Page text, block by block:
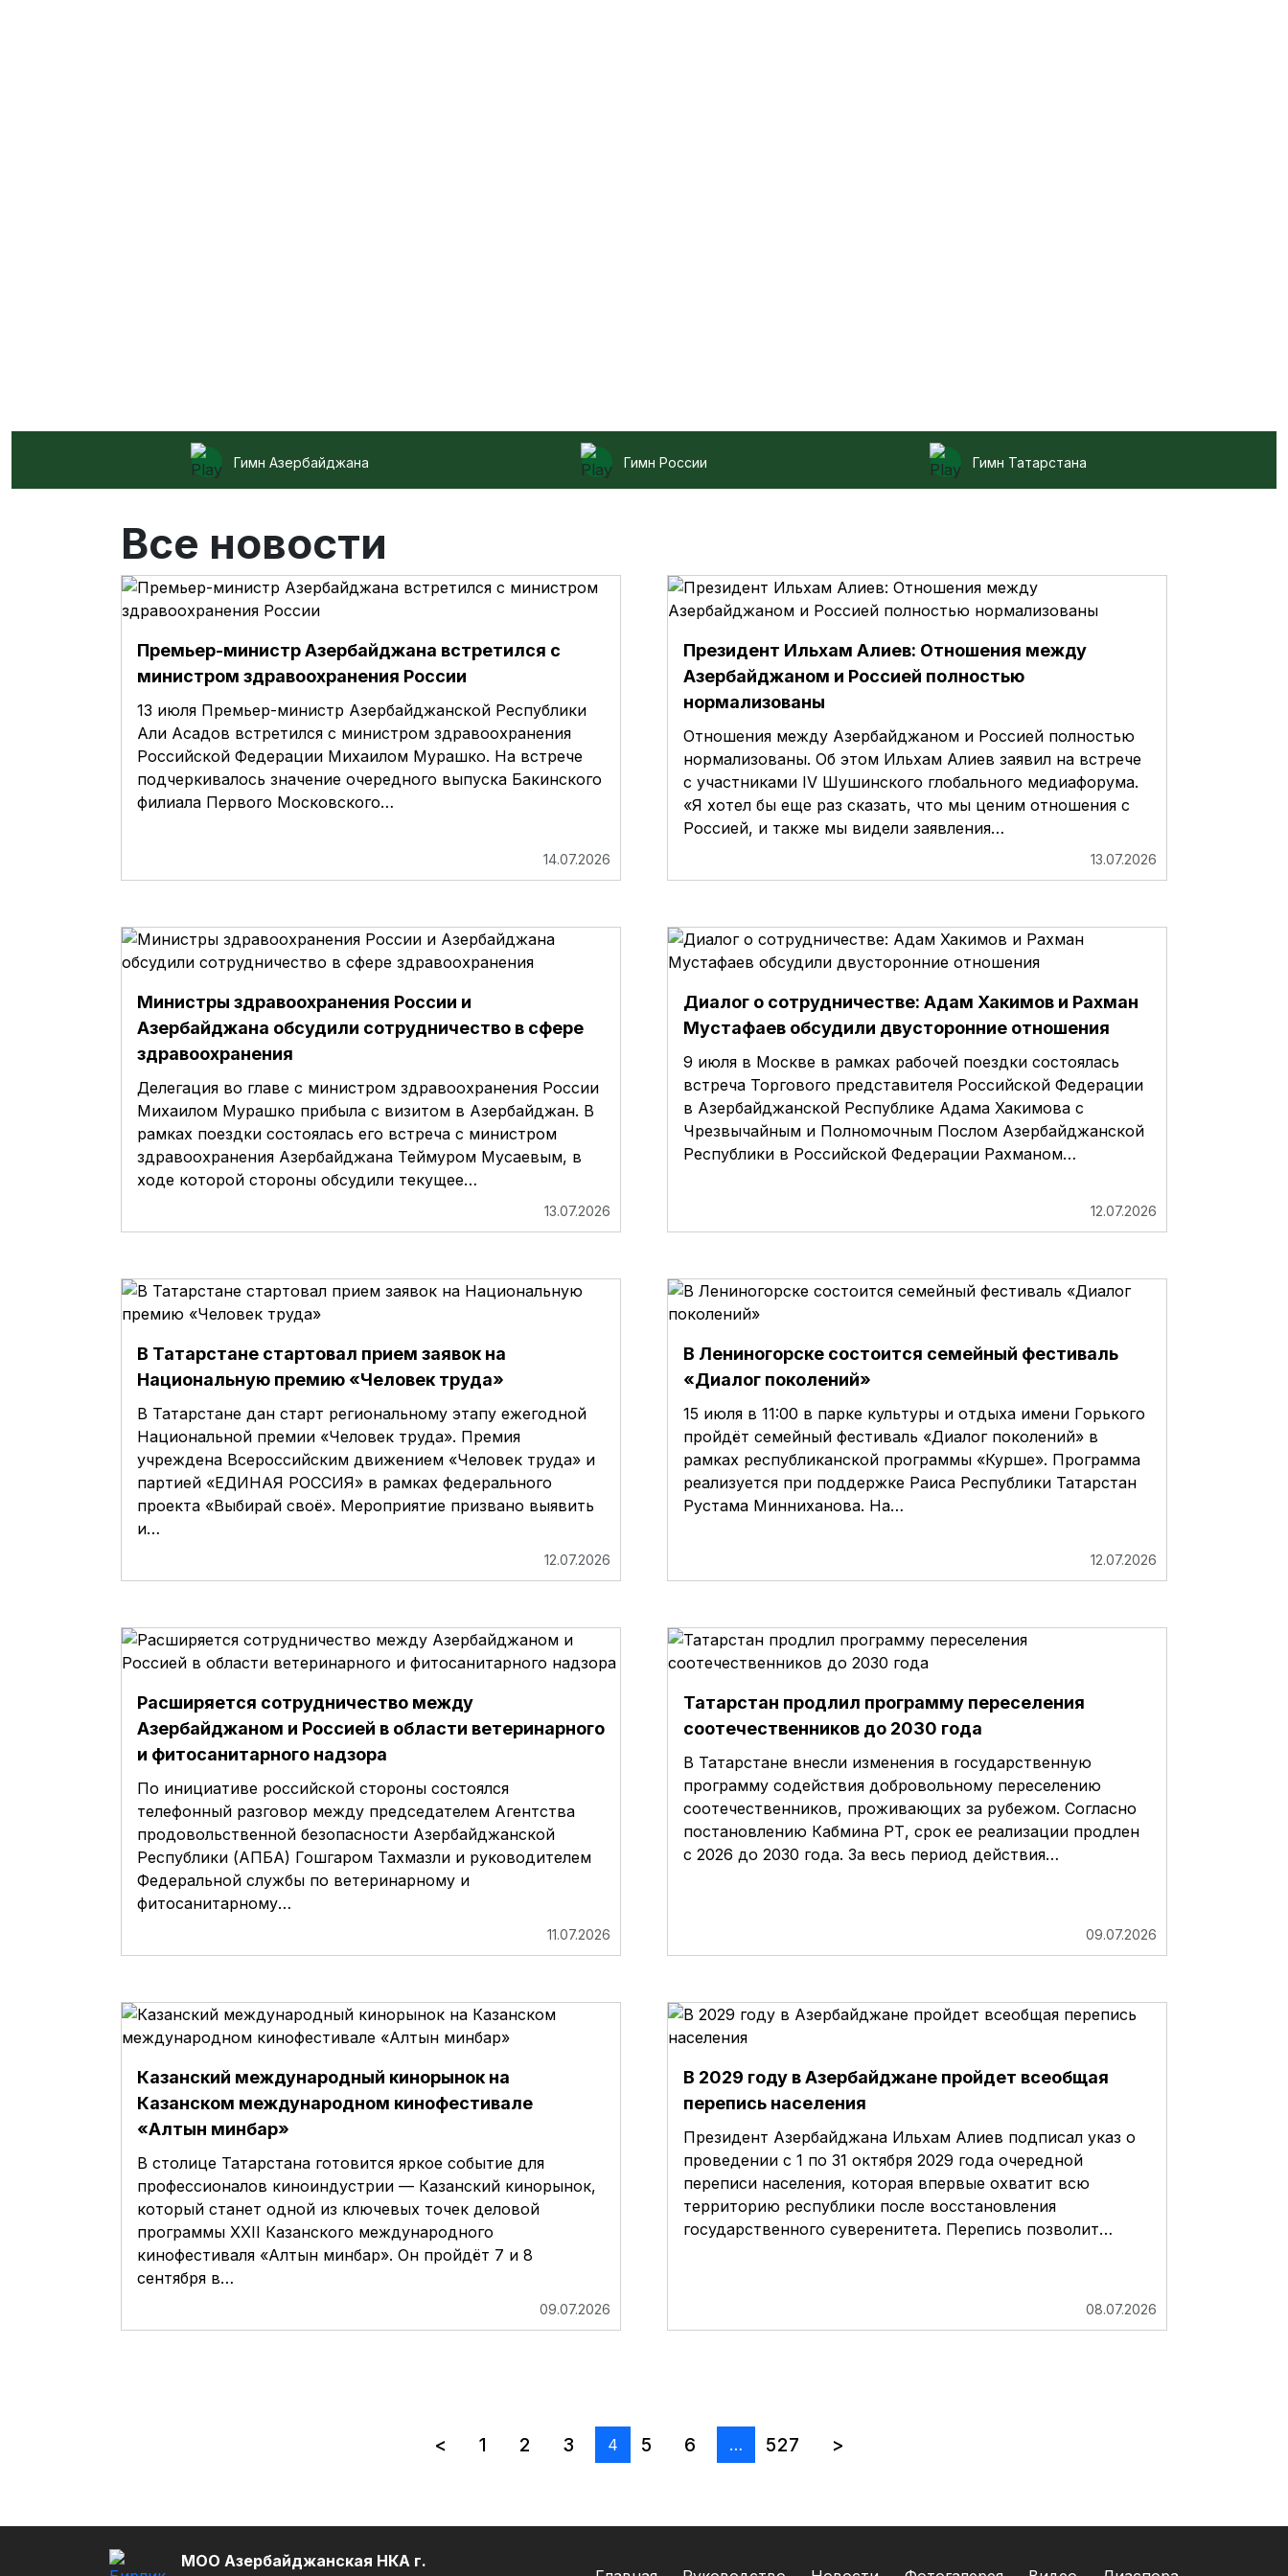
Гимн Азербайджана Гимн России Гимн Татарстана
Все новости
Премьер-министр Азербайджана встретился с
министром здравоохранения России
13 июля Премьер-министр Азербайджанской Республики
Али Асадов встретился с министром здравоохранения
Российской Федерации Михаилом Мурашко. На встрече
подчеркивалось значение очередного выпуска Бакинского
филиала Первого Московского…
14.07.2026
Президент Ильхам Алиев: Отношения между
Азербайджаном и Россией полностью
нормализованы
Отношения между Азербайджаном и Россией полностью
нормализованы. Об этом Ильхам Алиев заявил на встрече
с участниками IV Шушинского глобального медиафорума.
«Я хотел бы еще раз сказать, что мы ценим отношения с
Россией, и также мы видели заявления…
13.07.2026
Министры здравоохранения России и
Азербайджана обсудили сотрудничество в сфере
здравоохранения
Делегация во главе с министром здравоохранения России
Михаилом Мурашко прибыла с визитом в Азербайджан. В
рамках поездки состоялась его встреча с министром
здравоохранения Азербайджана Теймуром Мусаевым, в
ходе которой стороны обсудили текущее…
13.07.2026
Диалог о сотрудничестве: Адам Хакимов и Рахман
Мустафаев обсудили двусторонние отношения
9 июля в Москве в рамках рабочей поездки состоялась
встреча Торгового представителя Российской Федерации
в Азербайджанской Республике Адама Хакимова с
Чрезвычайным и Полномочным Послом Азербайджанской
Республики в Российской Федерации Рахманом…
12.07.2026
В Татарстане стартовал прием заявок на
Национальную премию «Человек труда»
В Татарстане дан старт региональному этапу ежегодной
Национальной премии «Человек труда». Премия
учреждена Всероссийским движением «Человек труда» и
партией «ЕДИНАЯ РОССИЯ» в рамках федерального
проекта «Выбирай своё». Мероприятие призвано выявить
и…
12.07.2026
В Лениногорске состоится семейный фестиваль
«Диалог поколений»
15 июля в 11:00 в парке культуры и отдыха имени Горького
пройдёт семейный фестиваль «Диалог поколений» в
рамках республиканской программы «Курше». Программа
реализуется при поддержке Раиса Республики Татарстан
Рустама Минниханова. На…
12.07.2026
Расширяется сотрудничество между
Азербайджаном и Россией в области ветеринарного
и фитосанитарного надзора
По инициативе российской стороны состоялся
телефонный разговор между председателем Агентства
продовольственной безопасности Азербайджанской
Республики (АПБА) Гошгаром Тахмазли и руководителем
Федеральной службы по ветеринарному и
фитосанитарному…
11.07.2026
Татарстан продлил программу переселения
соотечественников до 2030 года
В Татарстане внесли изменения в государственную
программу содействия добровольному переселению
соотечественников, проживающих за рубежом. Согласно
постановлению Кабмина РТ, срок ее реализации продлен
с 2026 до 2030 года. За весь период действия…
09.07.2026
Казанский международный кинорынок на
Казанском международном кинофестивале
«Алтын минбар»
В столице Татарстана готовится яркое событие для
профессионалов киноиндустрии — Казанский кинорынок,
который станет одной из ключевых точек деловой
программы XXII Казанского международного
кинофестиваля «Алтын минбар». Он пройдёт 7 и 8
сентября в…
09.07.2026
В 2029 году в Азербайджане пройдет всеобщая
перепись населения
Президент Азербайджана Ильхам Алиев подписал указ о
проведении с 1 по 31 октября 2029 года очередной
переписи населения, которая впервые охватит всю
территорию республики после восстановления
государственного суверенитета. Перепись позволит…
08.07.2026
< 1 2 3 4 5 6 … 527 >
МОО Азербайджанская НКА г.